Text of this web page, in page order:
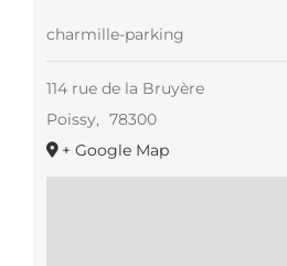
charmille-parking
114 rue de la Bruyère
Poissy, 78300
+ Google Map